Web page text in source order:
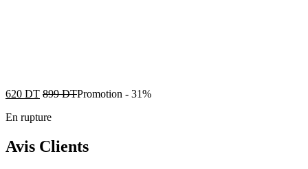
620 DT 899DTPromotion - 31%
En rupture
Avis Clients